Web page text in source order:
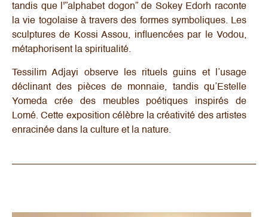
tandis que l'”alphabet dogon” de Sokey Edorh raconte
la vie togolaise à travers des formes symboliques. Les
sculptures de Kossi Assou, influencées par le Vodou,
métaphorisent la spiritualité.
Tessilim Adjayi observe les rituels guins et l’usage
déclinant des pièces de monnaie, tandis qu’Estelle
Yomeda crée des meubles poétiques inspirés de
Lomé. Cette exposition célèbre la créativité des artistes
enracinée dans la culture et la nature.